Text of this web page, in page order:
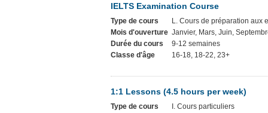
IELTS Examination Course
Type de cours
L. Cours de préparation aux
Mois d'ouverture Janvier, Mars, Juin,
Durée du cours
9-12 semaines
Classe d'âge
16-18, 18-22, 23+
1:1 Lessons (4.5 hours per week)
Type de cours
I. Cours particuliers